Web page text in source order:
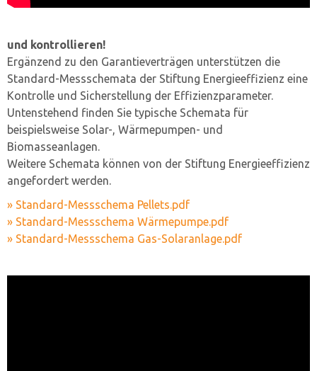
und kontrollieren!
Ergänzend zu den Garantieverträgen unterstützen die
Standard-Messschemata der Stiftung Energieeffizienz eine
Kontrolle und Sicherstellung der Effizienzparameter.
Untenstehend finden Sie typische Schemata für
beispielsweise Solar-, Wärmepumpen- und
Biomasseanlagen.
Weitere Schemata können von der Stiftung Energieeffizienz
angefordert werden.
» Standard-Messschema Pellets.pdf
» Standard-Messschema Wärmepumpe.pdf
» Standard-Messschema Gas-Solaranlage.pdf